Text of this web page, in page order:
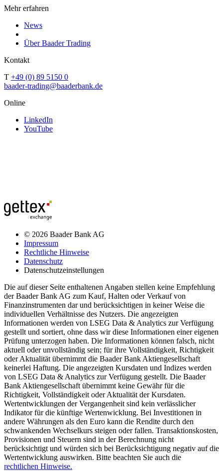
Mehr erfahren
News
Über Baader Trading
Kontakt
T +49 (0) 89 5150 0
baader-trading@baaderbank.de
Online
LinkedIn
YouTube
© 2026 Baader Bank AG
Impressum
Rechtliche Hinweise
Datenschutz
Datenschutzeinstellungen
Die auf dieser Seite enthaltenen Angaben stellen keine Empfehlung
der Baader Bank AG zum Kauf, Halten oder Verkauf von
Finanzinstrumenten dar und berücksichtigen in keiner Weise die
individuellen Verhältnisse des Nutzers. Die angezeigten
Informationen werden von LSEG Data & Analytics zur Verfügung
gestellt und sortiert, ohne dass wir diese Informationen einer eigenen
Prüfung unterzogen haben. Die Informationen können falsch, nicht
aktuell oder unvollständig sein; für ihre Vollständigkeit, Richtigkeit
oder Aktualität übernimmt die Baader Bank Aktiengesellschaft
keinerlei Haftung. Die angezeigten Kursdaten und Indizes werden
von LSEG Data & Analytics zur Verfügung gestellt. Die Baader
Bank Aktiengesellschaft übernimmt keine Gewähr für die
Richtigkeit, Vollständigkeit oder Aktualität der Kursdaten.
Wertentwicklungen der Vergangenheit sind kein verlässlicher
Indikator für die künftige Wertenwicklung. Bei Investitionen in
andere Währungen als den Euro kann die Rendite durch den
schwankenden Wechselkurs steigen oder fallen. Transaktionskosten,
Provisionen und Steuern sind in der Berechnung nicht
berücksichtigt und würden sich bei Berücksichtigung negativ auf die
Wertentwicklung auswirken. Bitte beachten Sie auch die
rechtlichen Hinweise.